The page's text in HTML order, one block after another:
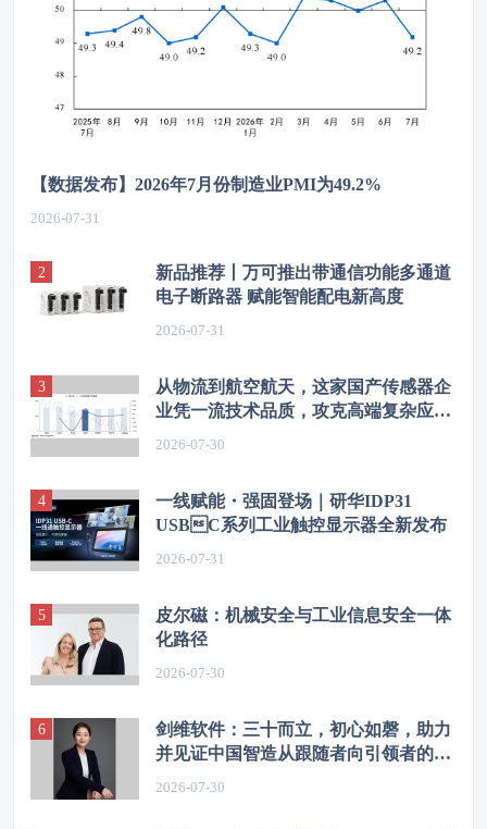
【数据发布】2026年7月份制造业PMI为49.2%
2026-07-31
新品推荐丨万可推出带通信功能多通道
电子断路器 赋能智能配电新高度
2026-07-31
从物流到航空航天，这家国产传感器企
业凭一流技术品质，攻克高端复杂应用
2026-07-30
一线赋能・强固登场｜研华IDP31
USBC系列工业触控显示器全新发布
2026-07-31
皮尔磁：机械安全与工业信息安全一体
化路径
2026-07-30
剑维软件：三十而立，初心如磬，助力
并见证中国智造从跟随者向引领者的华
2026-07-30